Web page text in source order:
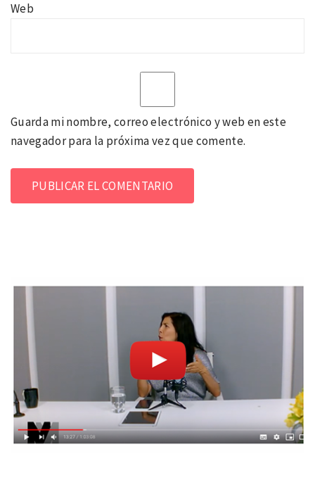
Web
Guarda mi nombre, correo electrónico y web en este
navegador para la próxima vez que comente.